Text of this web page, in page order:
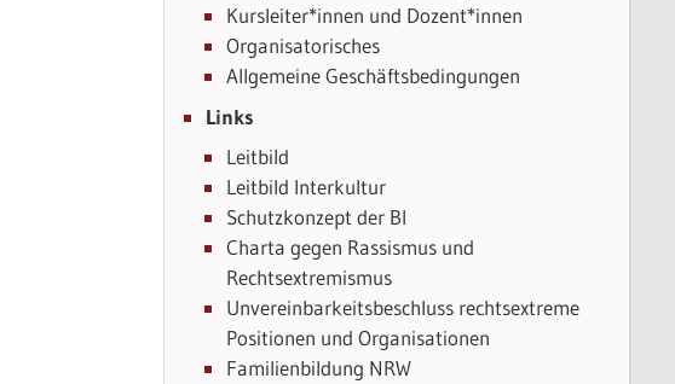
Kursleiter*innen und Dozent*innen
Organisatorisches
Allgemeine Geschäftsbedingungen
Links
Leitbild
Leitbild Interkultur
Schutzkonzept der BI
Charta gegen Rassismus und
Rechtsextremismus
Unvereinbarkeitsbeschluss rechtsextreme
Positionen und Organisationen
Familienbildung NRW